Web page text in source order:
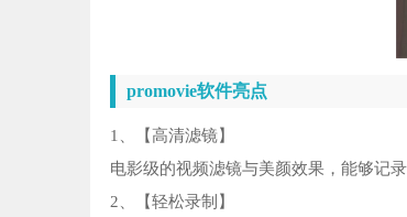
promovie软件亮点
1、【高清滤镜】
电影级的视频滤镜与美颜效果，能够记
2、【轻松录制】